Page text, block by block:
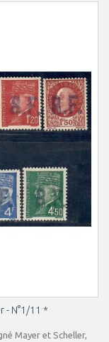
- N°1/11 *
Mayer et Scheller,